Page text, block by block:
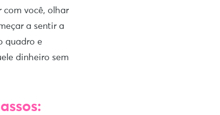
com você, olhar
a sentir a
quadro e
dinheiro sem